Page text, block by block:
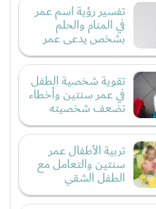
تفسير رؤية اسم عمر
في المنام والحلم
بشخص يدعى عمر
تقوية شخصية الطفل
في عمر سنتين وأخطاء
تضعف شخصيته
تربية الأطفال عمر
سنتين والتعامل مع
الطفل الشقي